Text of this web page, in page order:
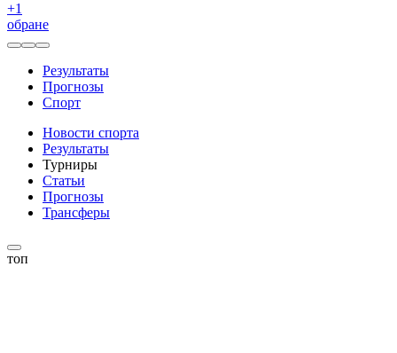
+1
обране
Результаты
Прогнозы
Спорт
Новости спорта
Результаты
Турниры
Статьи
Прогнозы
Трансферы
топ